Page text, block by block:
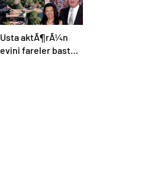
Usta aktÃ¶rÃ¼n
evini fareler bastÄ±